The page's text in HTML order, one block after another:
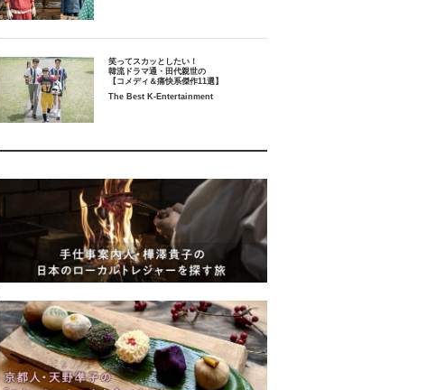
笑ってスカッとしたい！
韓流ドラマ通・田代親世の
【コメディ＆痛快系傑作11選】
The Best K-Entertainment